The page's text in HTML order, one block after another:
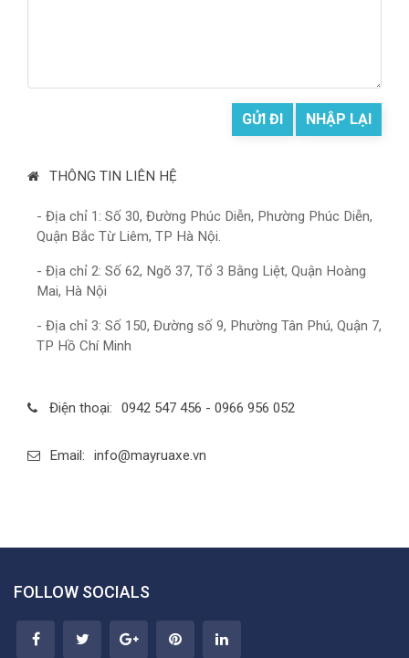
GỬI ĐI
THÔNG TIN LIÊN HỆ
- Địa chỉ 1: Số 30, Đường Phúc Diễn, Phường Phúc Diễn,
Quận Bắc Từ Liêm, TP Hà Nội.
- Địa chỉ 2: Số 62, Ngõ 37, Tổ 3 Bằng Liệt, Quận Hoàng
Mai, Hà Nội
- Địa chỉ 3: Số 150, Đường số 9, Phường Tân Phú, Quận 7,
TP Hồ Chí Minh
Điện thoại: 0942 547 456 - 0966 956 052
Email: info@mayruaxe.vn
FOLLOW SOCIALS